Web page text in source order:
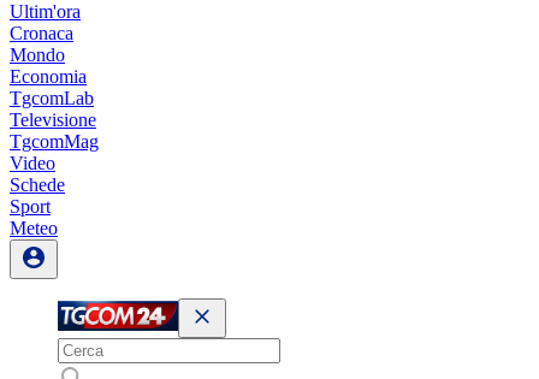
Ultim'ora
Cronaca
Mondo
Economia
TgcomLab
Televisione
TgcomMag
Video
Schede
Sport
Meteo